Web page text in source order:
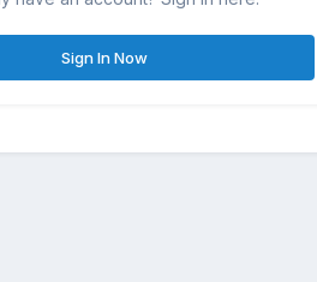
Sign In Now